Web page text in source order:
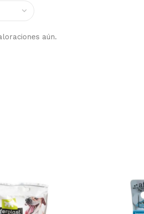
aún.